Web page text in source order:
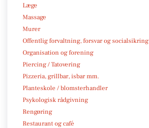
Læge
Massage
Murer
Offentlig forvaltning, forsvar og socialsikring
Organisation og forening
Piercing / Tatovering
Pizzeria, grillbar, isbar mm.
Planteskole / blomsterhandler
Psykologisk rådgivning
Rengøring
Restaurant og café